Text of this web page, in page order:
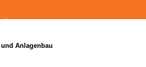
Anlagenbau